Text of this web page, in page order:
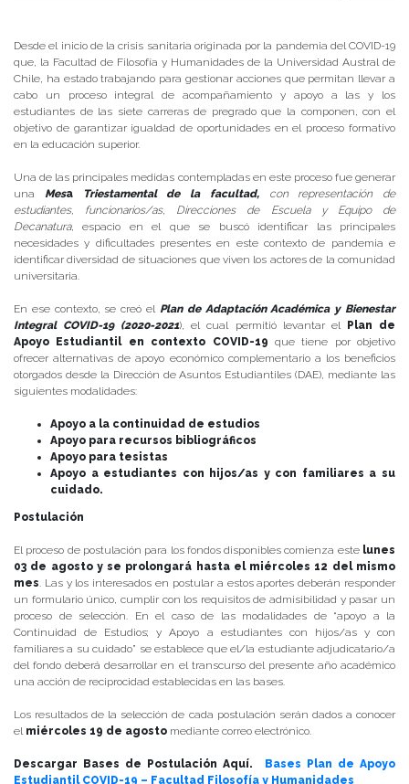
Desde el inicio de la crisis sanitaria originada por la pandemia del COVID-19
que, la Facultad de Filosofía y Humanidades de la Universidad Austral de
Chile, ha estado trabajando para gestionar acciones que permitan llevar a
cabo un proceso integral de acompañamiento y apoyo a las y los
estudiantes de las siete carreras de pregrado que la componen, con el
objetivo de garantizar igualdad de oportunidades en el proceso formativo
en la educación superior.
Una de las principales medidas contempladas en este proceso fue generar
una MesaTriestamental de la facultad,
con representación de
estudiantes, funcionarios/as, Direcciones de Escuela y Equipo de
Decanatura, espacio en el que se buscó identificar las principales
necesidades y dificultades presentes en este contexto de pandemia e
identificar diversidad de situaciones que viven los actores de la comunidad
universitaria.
En ese contexto, se creó elPlan de Adaptación Académica y Bienestar
Integral COVID-19 (2020-2021), el cual permitió levantar el
Plan de
Apoyo Estudiantil en contexto COVID-19 que tiene por objetivo
ofrecer alternativas de apoyo económico complementario a los beneficios
otorgados desde la Dirección de Asuntos Estudiantiles (DAE), mediante las
siguientes modalidades:
Apoyo a la continuidad de estudios
Apoyo para recursos bibliográficos
Apoyo para tesistas
Apoyo a estudiantes con hijos/as y con familiares a su
cuidado.
Postulación
El proceso de postulación para los fondos disponibles comienza este lunes
03 de agosto y se prolongará hasta el miércoles 12 del mismo
mes. Las y los interesados en postular a estos aportes deberán responder
un formulario único, cumplir con los requisitos de admisibilidad y pasar un
proceso de selección. En el caso de las modalidades de “apoyo a la
Continuidad de Estudios; y Apoyo a estudiantes con hijos/as y con
familiares a su cuidado” se establece que el/la estudiante adjudicatario/a
del fondo deberá desarrollar en el transcurso del presente año académico
una acción de reciprocidad establecidas en las bases.
Los resultados de la selección de cada postulación serán dados a conocer
el miércoles 19 de agosto mediante correo electrónico.
Descargar Bases de Postulación Aquí.
Bases Plan de Apoyo
Estudiantil COVID-19 – Facultad Filosofía y Humanidades